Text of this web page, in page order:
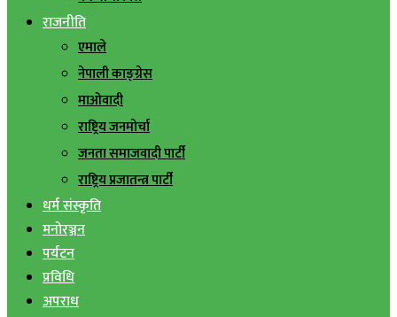
राजनीति
एमाले
नेपाली काङ्ग्रेस
माओवादी
राष्ट्रिय जनमोर्चा
जनता समाजवादी पार्टी
राष्ट्रिय प्रजातन्त्र पार्टी
धर्म संस्कृति
मनोरञ्जन
पर्यटन
प्रविधि
अपराध